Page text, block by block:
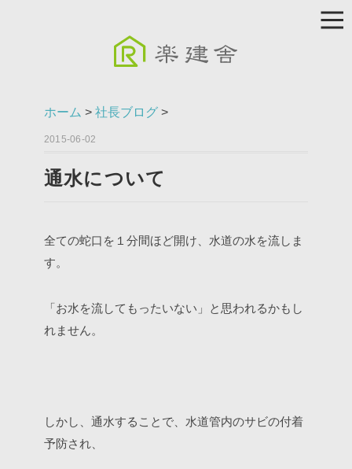
ホーム > 社長ブログ >
2015-06-02
通水について
全ての蛇口を１分間ほど開け、水道の水を流しま
す。
「お水を流してもったいない」と思われるかもし
れません。
しかし、通水することで、水道管内のサビの付着
予防され、